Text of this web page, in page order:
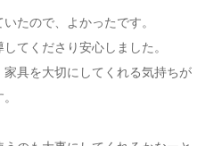
たので、よかったです。
てくださり安心しました。
具を大切にしてくれる気持ちが